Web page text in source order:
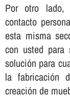
Por otro lado,
contacto
esta misma
con usted para
solución para
la fabricación
creación de